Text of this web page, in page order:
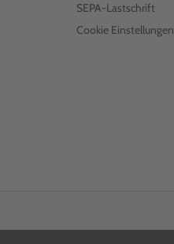
SEPA-Lastschrift
Cookie Einstellungen